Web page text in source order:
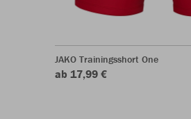
JAKO Trainingsshort One
ab 17,99 €